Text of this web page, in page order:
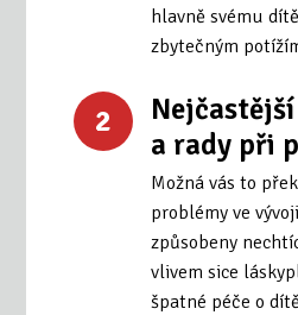
hlavně svému
zbytečným
2
a rady při
Možná vás to
problémy ve
způsobeny
vlivem sice
špatné péče o